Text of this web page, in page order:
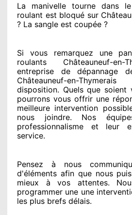
La manivelle tourne dans
roulant est bloqué sur
? La sangle est coupée ?
Si vous remarquez une
roulants Châteauneuf-en-
entreprise de dépannage
Châteauneuf-en-Thymerais
disposition. Quels que soient
pourrons vous offrir une
meilleure intervention
nous joindre. Nos
professionnalisme et leur
service.
Pensez à nous
d'éléments afin que nous
mieux à vos attentes.
programmer une une
les plus brefs délais.